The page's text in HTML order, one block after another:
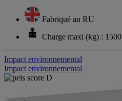
Fabriqué au RU
Charge maxi (kg) : 1500
Impact environnemental
Impact environnemental